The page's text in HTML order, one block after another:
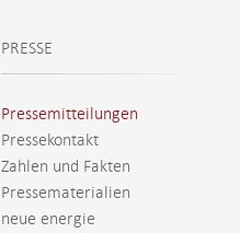
PRESSE
Pressemitteilungen
Pressekontakt
Zahlen und Fakten
Pressematerialien
neue energie